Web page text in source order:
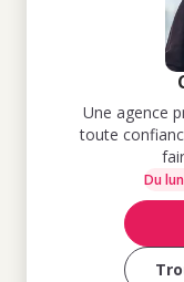
Une agence
toute
Du